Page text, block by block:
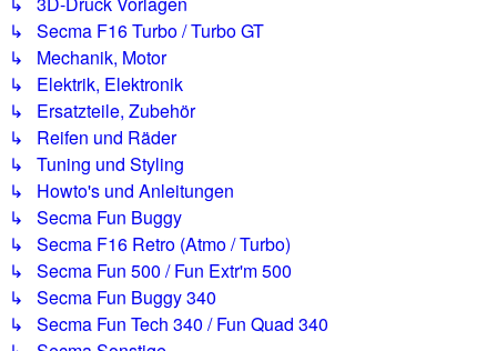
↳ Secma F16 Turbo / Turbo GT
↳ Mechanik, Motor
↳ Elektrik, Elektronik
↳ Ersatzteile, Zubehör
↳ Reifen und Räder
↳ Tuning und Styling
↳ Howto's und Anleitungen
↳ Secma Fun Buggy
↳ Secma F16 Retro (Atmo / Turbo)
↳ Secma Fun 500 / Fun Extr'm 500
↳ Secma Fun Buggy 340
↳ Secma Fun Tech 340 / Fun Quad 340